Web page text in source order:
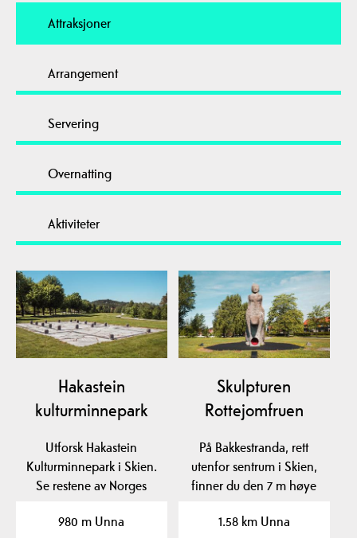
Attraksjoner
Arrangement
Servering
Overnatting
Aktiviteter
Hakastein
kulturminnepark
Utforsk Hakastein
Kulturminnepark i Skien.
Se restene av Norges
980 m Unna
Skulpturen
Rottejomfruen
På Bakkestranda, rett
utenfor sentrum i Skien,
finner du den 7 m høye
1.58 km Unna